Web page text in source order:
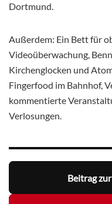
Dortmund.
Außerdem: Ein Bett für
Videoüberwachung,
Kirchenglocken und
Fingerfood im Bahnhof,
kommentierte
Verlosungen.
Beitrag